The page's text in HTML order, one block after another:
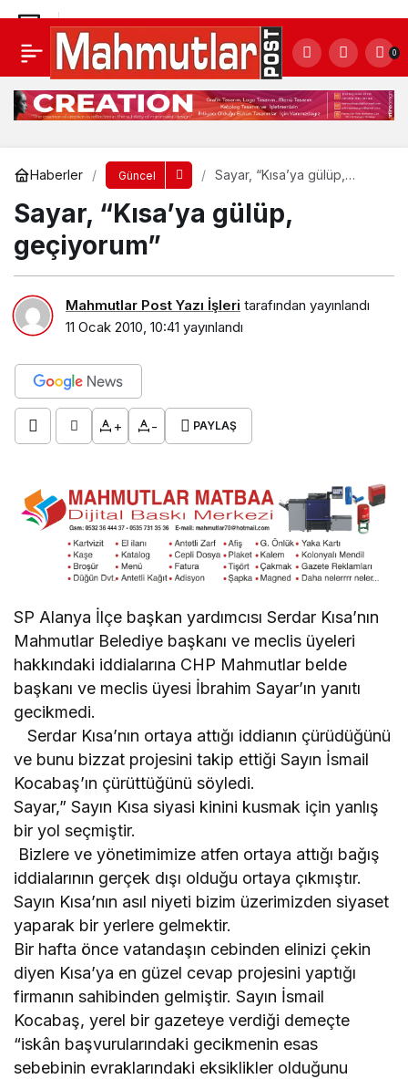
0
Haberler Güncel
Sayar, “Kısa’ya gülüp,
Sayar, “Kısa’ya gülüp,
geçiyorum”
Mahmutlar Post Yazı İşleri tarafından yayınlandı
11 Ocak 2010, 10:41 yayınlandı
+ - PAYLAŞ
SP Alanya İlçe başkan yardımcısı Serdar Kısa’nın
Mahmutlar Belediye başkanı ve meclis üyeleri
hakkındaki iddialarına CHP Mahmutlar belde
başkanı ve meclis üyesi İbrahim Sayar’ın yanıtı
gecikmedi.
Serdar Kısa’nın ortaya attığı iddianın çürüdüğünü
ve bunu bizzat projesini takip ettiği Sayın İsmail
Kocabaş’ın çürüttüğünü söyledi.
Sayar,” Sayın Kısa siyasi kinini kusmak için yanlış
bir yol seçmiştir.
Bizlere ve yönetimimize atfen ortaya attığı bağış
iddialarının gerçek dışı olduğu ortaya çıkmıştır.
Sayın Kısa’nın asıl niyeti bizim üzerimizden siyaset
yaparak bir yerlere gelmektir.
Bir hafta önce vatandaşın cebinden elinizi çekin
diyen Kısa’ya en güzel cevap projesini yaptığı
firmanın sahibinden gelmiştir. Sayın İsmail
Kocabaş, yerel bir gazeteye verdiği demeçte
“iskân başvurularındaki gecikmenin esas
sebebinin evraklarındaki eksiklikler olduğunu
Sayar, “Kısa’ya gülüp, geçiyorum”
Yorum Yap